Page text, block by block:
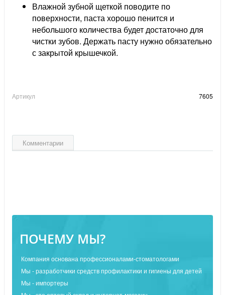
ПОЧЕМУ МЫ?
Компания основана профессионалами-стоматологами
Мы - разработчики средств профилактики и гигиены для детей
Мы - импортеры
Влажной зубной щеткой поводите по
поверхности, паста хорошо пенится и
небольшого количества будет достаточно для
чистки зубов. Держать пасту нужно обязательно
с закрытой крышечкой.
Артикул 7605
Комментарии